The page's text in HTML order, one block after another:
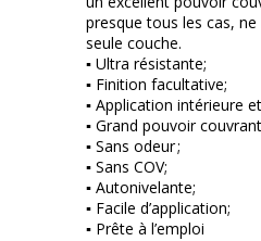
presque tous les cas, ne
seule couche.
▪ Ultra résistante;
▪ Finition facultative;
▪ Application intérieure
▪ Grand pouvoir
▪ Sans odeur ;
▪ Sans COV;
▪ Autonivelante;
▪ Facile d’application;
▪ Prête à l’emploi